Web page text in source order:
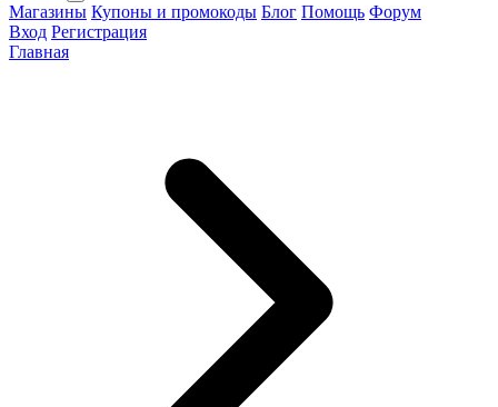
Магазины Купоны и промокоды Блог Помощь Форум
Вход Регистрация
Главная